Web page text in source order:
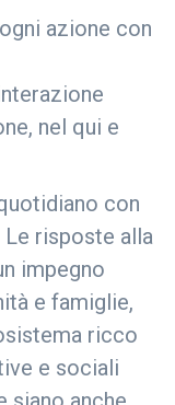
azione con
nel qui e
con
risposte alla
impegno
e famiglie,
ricco
e sociali